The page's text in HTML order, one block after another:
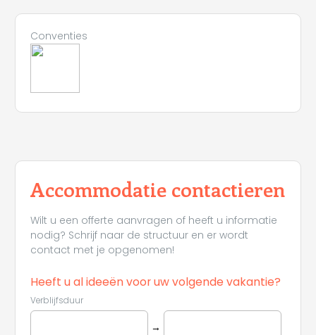
Conventies
Accommodatie contactieren
Wilt u een offerte aanvragen of heeft u informatie
nodig? Schrijf naar de structuur en er wordt
contact met je opgenomen!
Heeft u al ideeën voor uw volgende vakantie?
Verblijfsduur
→